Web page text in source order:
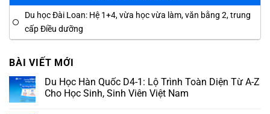
Du học Đài Loan: Hệ 1+4, vừa học vừa làm, văn bằng 2, trung
cấp Điều dưỡng
BÀI VIẾT MỚI
Du Học Hàn Quốc D4-1: Lộ Trình Toàn Diện Từ A-Z
Cho Học Sinh, Sinh Viên Việt Nam